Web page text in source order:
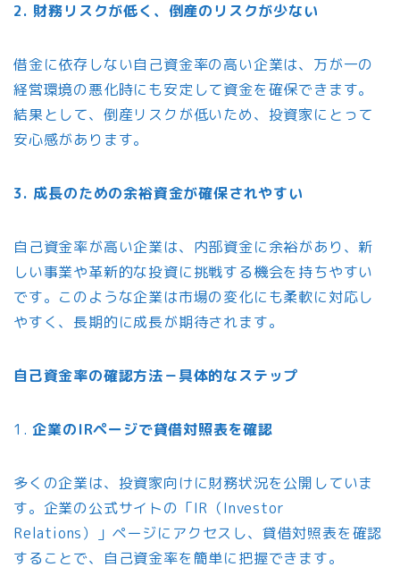
2. 財務リスクが低く、倒産のリスクが少ない
借金に依存しない自己資金率の高い企業は、万が一の
経営環境の悪化時にも安定して資金を確保できます。
結果として、倒産リスクが低いため、投資家にとって
安心感があります。
3. 成長のための余裕資金が確保されやすい
自己資金率が高い企業は、内部資金に余裕があり、新
しい事業や革新的な投資に挑戦する機会を持ちやすい
です。このような企業は市場の変化にも柔軟に対応し
やすく、長期的に成長が期待されます。
自己資金率の確認方法－具体的なステップ
1.企業のIRページで貸借対照表を確認
多くの企業は、投資家向けに財務状況を公開していま
す。企業の公式サイトの「IR（Investor
Relations）」ページにアクセスし、貸借対照表を確認
することで、自己資金率を簡単に把握できます。